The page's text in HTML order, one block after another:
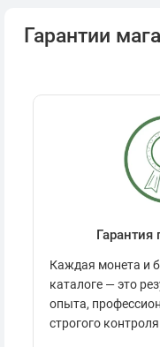
Гарантии
Гарантия
Каждая монета и
каталоге — это
опыта,
строгого